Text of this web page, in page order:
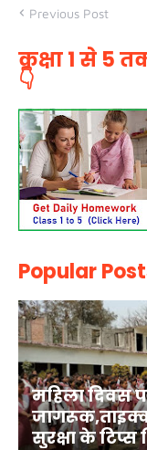
Previous Post
कक्षा 1 से 5
👇
Popular
महिला दिवस
सुरक्षा के टिप्स